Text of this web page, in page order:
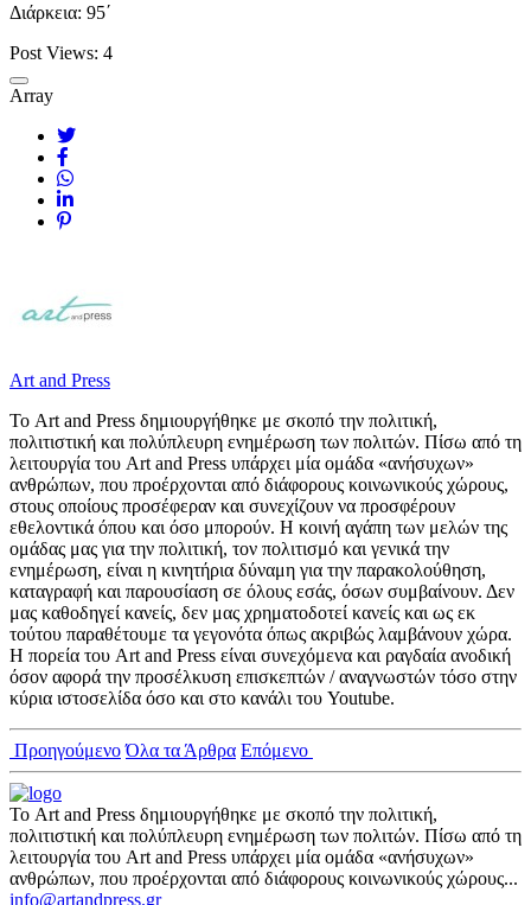
Διάρκεια: 95΄
Post Views: 4
Array
Art and Press
Το Art and Press δημιουργήθηκε με σκοπό την πολιτική,
πολιτιστική και πολύπλευρη ενημέρωση των πολιτών. Πίσω από τη
λειτουργία του Art and Press υπάρχει μία ομάδα «ανήσυχων»
ανθρώπων, που προέρχονται από διάφορους κοινωνικούς χώρους,
στους οποίους προσέφεραν και συνεχίζουν να προσφέρουν
εθελοντικά όπου και όσο μπορούν. Η κοινή αγάπη των μελών της
ομάδας μας για την πολιτική, τον πολιτισμό και γενικά την
ενημέρωση, είναι η κινητήρια δύναμη για την παρακολούθηση,
καταγραφή και παρουσίαση σε όλους εσάς, όσων συμβαίνουν. Δεν
μας καθοδηγεί κανείς, δεν μας χρηματοδοτεί κανείς και ως εκ
τούτου παραθέτουμε τα γεγονότα όπως ακριβώς λαμβάνουν χώρα.
Η πορεία του Art and Press είναι συνεχόμενα και ραγδαία ανοδική
όσον αφορά την προσέλκυση επισκεπτών / αναγνωστών τόσο στην
κύρια ιστοσελίδα όσο και στο κανάλι του Youtube.
Προηγούμενο Όλα τα Άρθρα Επόμενο
Το Art and Press δημιουργήθηκε με σκοπό την πολιτική,
πολιτιστική και πολύπλευρη ενημέρωση των πολιτών. Πίσω από τη
λειτουργία του Art and Press υπάρχει μία ομάδα «ανήσυχων»
ανθρώπων, που προέρχονται από διάφορους κοινωνικούς χώρους...
info@artandpress.gr